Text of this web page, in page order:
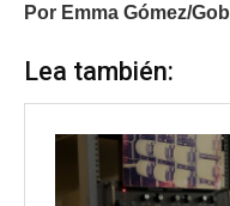
Por Emma Gómez/
Lea también: